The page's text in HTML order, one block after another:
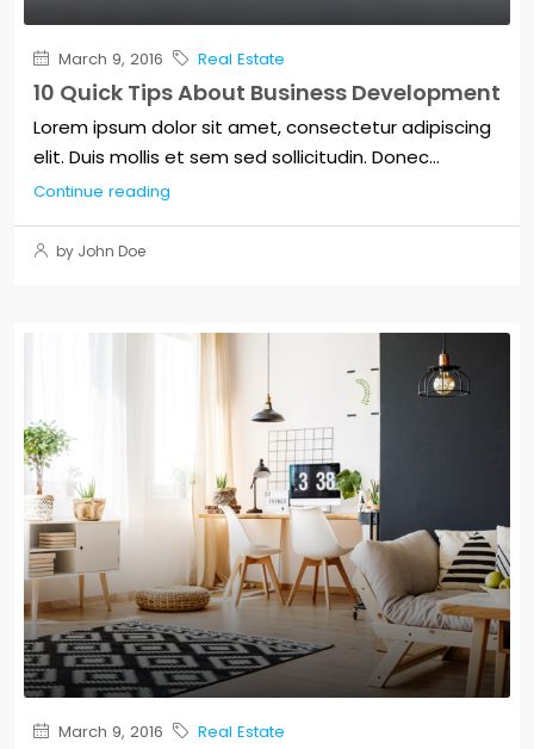
March 9, 2016 Real Estate
10 Quick Tips About Business Development
Lorem ipsum dolor sit amet, consectetur adipiscing
elit. Duis mollis et sem sed sollicitudin. Donec...
Continue reading
by John Doe
March 9, 2016 Real Estate